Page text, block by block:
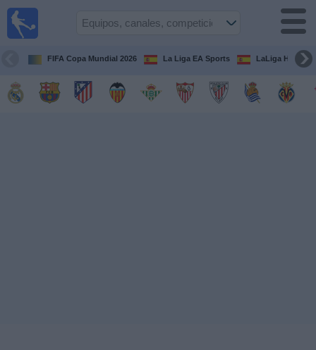
FIFA Copa Mundial 2026 La Liga EA Sports LaLiga
Guía de
Televisados